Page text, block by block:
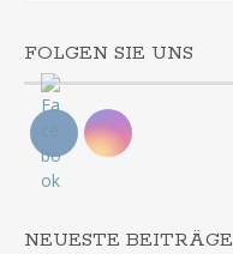
FOLGEN SIE UNS
NEUESTE BEITRÄGE